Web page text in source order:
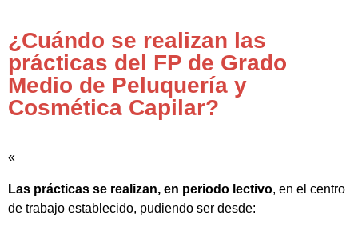
¿Cuándo se realizan las
prácticas del FP de Grado
Medio de Peluquería y
Cosmética Capilar?
«
Las prácticas se realizan, en periodo lectivo, en el centro
de trabajo establecido, pudiendo ser desde: